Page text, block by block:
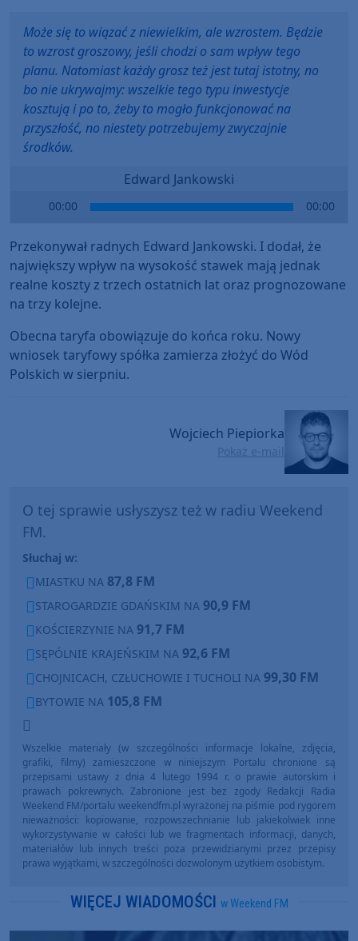
Może się to wiązać z niewielkim, ale wzrostem. Będzie
to wzrost groszowy, jeśli chodzi o sam wpływ tego
planu. Natomiast każdy grosz też jest tutaj istotny, no
bo nie ukrywajmy: wszelkie tego typu inwestycje
kosztują i po to, żeby to mogło funkcjonować na
przyszłość, no niestety potrzebujemy zwyczajnie
środków.
Edward Jankowski
00:00 00:00
Przekonywał radnych Edward Jankowski. I dodał, że
największy wpływ na wysokość stawek mają jednak
realne koszty z trzech ostatnich lat oraz prognozowane
na trzy kolejne.
Obecna taryfa obowiązuje do końca roku. Nowy
wniosek taryfowy spółka zamierza złożyć do Wód
Polskich w sierpniu.
Wojciech Piepiorka
Pokaż e-mail
O tej sprawie usłyszysz też w radiu Weekend
FM.
Słuchaj w:
MIASTKU NA 87,8 FM
STAROGARDZIE GDAŃSKIM NA 90,9 FM
KOŚCIERZYNIE NA 91,7 FM
SĘPÓLNIE KRAJEŃSKIM NA 92,6 FM
CHOJNICACH, CZŁUCHOWIE I TUCHOLI NA 99,30 FM
BYTOWIE NA 105,8 FM
Wszelkie materiały (w szczególności informacje lokalne, zdjęcia,
grafiki, filmy) zamieszczone w niniejszym Portalu chronione są
przepisami ustawy z dnia 4 lutego 1994 r. o prawie autorskim i
prawach pokrewnych. Zabronione jest bez zgody Redakcji Radia
Weekend FM/portalu weekendfm.pl wyrażonej na piśmie pod rygorem
nieważności: kopiowanie, rozpowszechnianie lub jakiekolwiek inne
wykorzystywanie w całości lub we fragmentach informacji, danych,
materiałów lub innych treści poza przewidzianymi przez przepisy
prawa wyjątkami, w szczególności dozwolonym użytkiem osobistym.
WIĘCEJ WIADOMOŚCI w Weekend FM